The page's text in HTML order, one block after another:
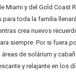
Miami y del Gold Coast
para toda la familia
crea nuevos
siempre. Por si fuera
de solárium y
y relajante en los